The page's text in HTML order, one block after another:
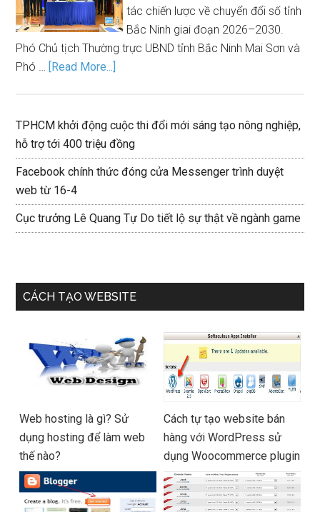
tác chiến lược về chuyển đổi số tỉnh
Bắc Ninh giai đoạn 2026–2030.
Phó Chủ tịch Thường trực UBND tỉnh Bắc Ninh Mai Sơn và
Phó … [Read More...]
TPHCM khởi động cuộc thi đổi mới sáng tạo nông nghiệp,
hỗ trợ tới 400 triệu đồng
Facebook chính thức đóng cửa Messenger trình duyệt
web từ 16-4
Cục trưởng Lê Quang Tự Do tiết lộ sự thật về ngành game
CÁCH TẠO WEBSITE
Web hosting là gì? Sử
dụng hosting để làm web
thế nào?
Cách tự tạo website bán
hàng với WordPress sử
dụng Woocommerce plugin